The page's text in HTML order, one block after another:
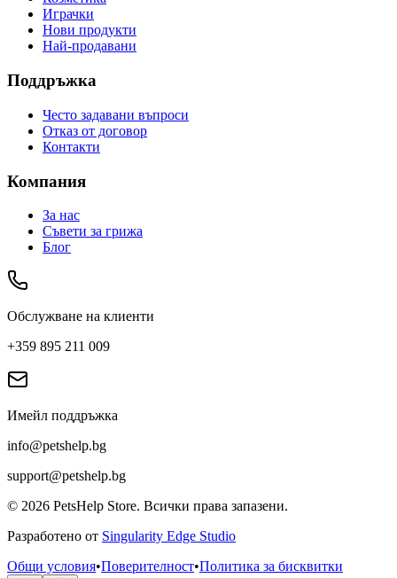
Играчки
Нови продукти
Най-продавани
Поддръжка
Често задавани въпроси
Отказ от договор
Контакти
Компания
За нас
Съвети за грижа
Блог
Обслужване на клиенти
+359 895 211 009
Имейл поддръжка
info@petshelp.bg
support@petshelp.bg
© 2026 PetsHelp Store. Всички права запазени.
Разработено от Singularity Edge Studio
Общи условия•Поверителност•Политика за бисквитки